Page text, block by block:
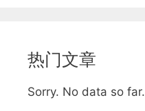
热门文章
Sorry. No data so far.